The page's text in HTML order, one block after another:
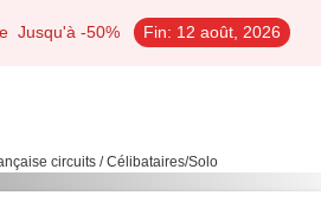
Jusqu'à -50% Fin: 12 août, 2026
circuits / Célibataires/Solo